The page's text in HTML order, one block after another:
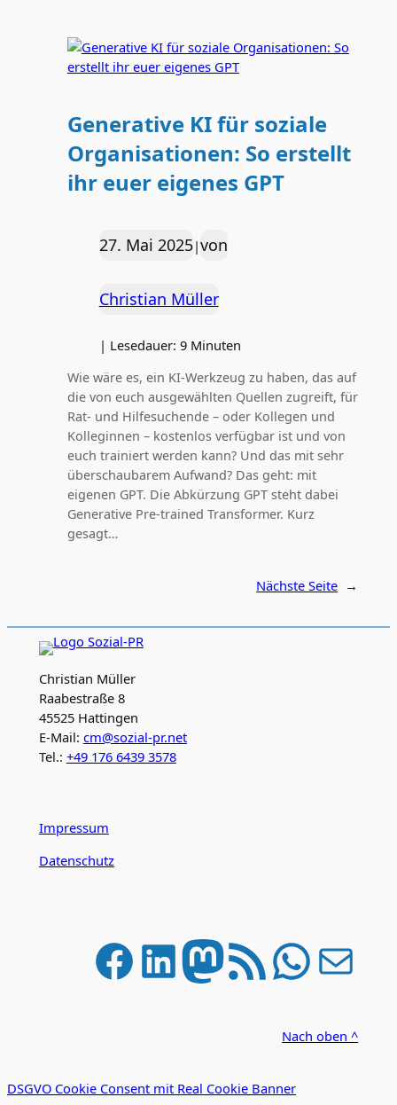
Generative KI für soziale
Organisationen: So erstellt
ihr euer eigenes GPT
27. Mai 2025|von
Christian Müller
| Lesedauer: 9 Minuten
Wie wäre es, ein KI-Werkzeug zu haben, das auf
die von euch ausgewählten Quellen zugreift, für
Rat- und Hilfesuchende – oder Kollegen und
Kolleginnen – kostenlos verfügbar ist und von
euch trainiert werden kann? Und das mit sehr
überschaubarem Aufwand? Das geht: mit
eigenen GPT. Die Abkürzung GPT steht dabei
Generative Pre-trained Transformer. Kurz
gesagt…
Nächste Seite →
Christian Müller
Raabestraße 8
45525 Hattingen
E-Mail: cm@sozial-pr.net
Tel.: +49 176 6439 3578
Impressum
Datenschutz
Facebook LinkedIn Mastodon RSS-Feed WhatsApp E-Mail
Nach oben ^
DSGVO Cookie Consent mit Real Cookie Banner